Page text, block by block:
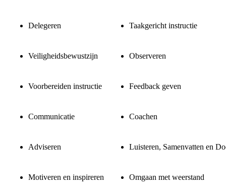
Delegeren Taakgericht instructie
Veiligheidsbewustzijn Observeren
Voorbereiden instructie Feedback geven
Communicatie Coachen
Adviseren Luisteren, Samenvatten en
Motiveren en inspireren Omgaan met weerstand